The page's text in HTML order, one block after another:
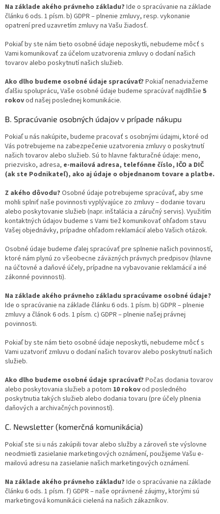
Na základe akého právneho základu? Ide o spracúvanie na základe
článku 6 ods. 1 písm. b) GDPR – plnenie zmluvy, resp. vykonanie
opatrení pred uzavretím zmluvy na Vašu žiadosť.
Pokiaľ by ste nám tieto osobné údaje neposkytli, nebudeme môcť s
Vami komunikovať za účelom uzatvorenia zmluvy o dodaní našich
tovarov alebo poskytnutí našich služieb.
Ako dlho budeme osobné údaje spracúvať? Pokiaľ nenadviažeme
ďalšiu spoluprácu, Vaše osobné údaje budeme spracúvať najdlhšie 5
rokovod našej poslednej komunikácie.
B. Spracúvanie osobných údajov v prípade nákupu
Pokiaľ u nás nakúpite, budeme pracovať s osobnými údajmi, ktoré od
Vás potrebujeme na zabezpečenie uzatvorenia zmluvy o poskytnutí
našich tovarov alebo služieb. Sú to hlavne fakturačné údaje: meno,
priezvisko, adresa, e-mailová adresa, telefónne číslo, IČO a DIČ
(ak ste Podnikateľ), ako aj údaje o objednanom tovare a platbe.
Z akého dôvodu? Osobné údaje potrebujeme spracúvať, aby sme
mohli splniť naše povinnosti vyplývajúce zo zmluvy – dodanie tovaru
alebo poskytovanie služieb (napr. inštalácia a záručný servis). Využitím
kontaktných údajov budeme s Vami tiež komunikovať ohľadom stavu
Vašej objednávky, prípadne ohľadom reklamácií alebo Vašich otázok.
Osobné údaje budeme ďalej spracúvať pre splnenie našich povinností,
ktoré nám plynú zo všeobecne záväzných právnych predpisov (hlavne
na účtovné a daňové účely, prípadne na vybavovanie reklamácií a iné
zákonné povinnosti).
Na základe akého právneho základu spracúvame osobné údaje?
Ide o spracúvanie na základe článku 6 ods. 1 písm. b) GDPR – plnenie
zmluvy a článok 6 ods. 1 písm. c) GDPR – plnenie našej právnej
povinnosti.
Pokiaľ by ste nám tieto osobné údaje neposkytli, nebudeme môcť s
Vami uzatvoriť zmluvu o dodaní našich tovarov alebo poskytnutí našich
služieb.
Ako dlho budeme osobné údaje spracúvať? Počas dodania tovarov
alebo poskytovania služieb a potom 10 rokovod posledného
poskytnutia takých služieb alebo dodania tovaru (pre účely plnenia
daňových a archivačných povinností).
C. Newsletter (komerčná komunikácia)
Pokiaľ ste si u nás zakúpili tovar alebo služby a zároveň ste výslovne
neodmietli zasielanie marketingových oznámení, použijeme Vašu e-
mailovú adresu na zasielanie našich marketingových oznámení.
Na základe akého právneho základu? Ide o spracúvanie na základe
článku 6 ods. 1 písm. f) GDPR – naše oprávnené záujmy, ktorými sú
marketingová komunikácii cielená na našich zákazníkov.